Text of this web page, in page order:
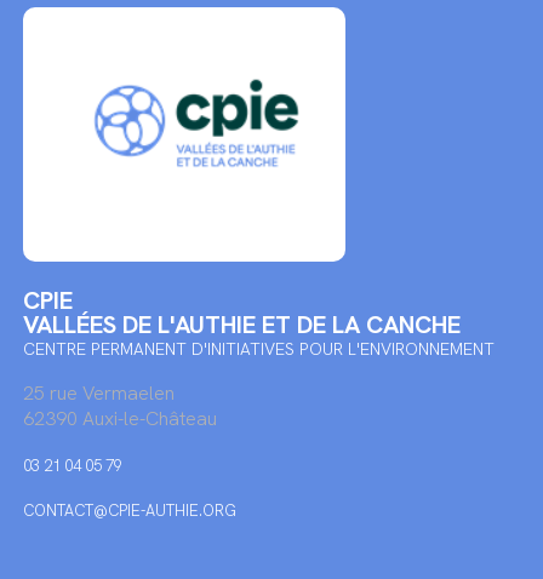
CPIE
VALLÉES DE L'AUTHIE ET DE LA CANCHE
CENTRE PERMANENT D'INITIATIVES POUR L'ENVIRONNEMENT
25 rue Vermaelen
62390 Auxi-le-Château
03 21 04 05 79
CONTACT@CPIE-AUTHIE.ORG